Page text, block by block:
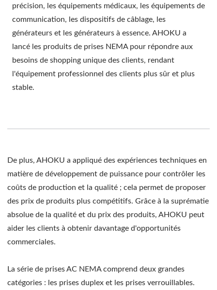
précision, les équipements médicaux, les équipements de
communication, les dispositifs de câblage, les
générateurs et les générateurs à essence. AHOKU a
lancé les produits de prises NEMA pour répondre aux
besoins de shopping unique des clients, rendant
l'équipement professionnel des clients plus sûr et plus
stable.
De plus, AHOKU a appliqué des expériences techniques en
matière de développement de puissance pour contrôler les
coûts de production et la qualité ; cela permet de proposer
des prix de produits plus compétitifs. Grâce à la suprématie
absolue de la qualité et du prix des produits, AHOKU peut
aider les clients à obtenir davantage d'opportunités
commerciales.
La série de prises AC NEMA comprend deux grandes
catégories : les prises duplex et les prises verrouillables.